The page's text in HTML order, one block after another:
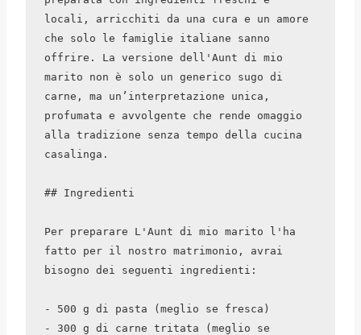
locali, arricchiti da una cura e un amore
che solo le famiglie italiane sanno
offrire. La versione dell'Aunt di mio
marito non è solo un generico sugo di
carne, ma un’interpretazione unica,
profumata e avvolgente che rende omaggio
alla tradizione senza tempo della cucina
casalinga.
## Ingredienti
Per preparare L'Aunt di mio marito l'ha
fatto per il nostro matrimonio, avrai
bisogno dei seguenti ingredienti:
- 500 g di pasta (meglio se fresca)
- 300 g di carne tritata (meglio se